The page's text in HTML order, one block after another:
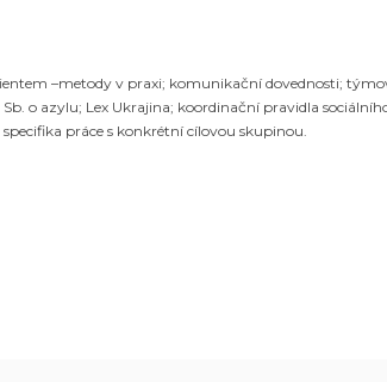
–metody v praxi; komunikační dovednosti;
o azylu; Lex Ukrajina; koordinační pravidla
práce s konkrétní cílovou skupinou.